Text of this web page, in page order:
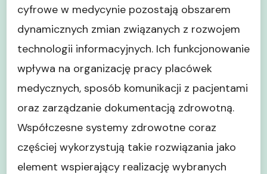
cyfrowe w medycynie pozostają obszarem
dynamicznych zmian związanych z rozwojem
technologii informacyjnych. Ich funkcjonowanie
wpływa na organizację pracy placówek
medycznych, sposób komunikacji z pacjentami
oraz zarządzanie dokumentacją zdrowotną.
Współczesne systemy zdrowotne coraz
częściej wykorzystują takie rozwiązania jako
element wspierający realizację wybranych